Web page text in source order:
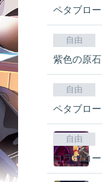
ペタブロ
自由
紫色の原
自由
ペタブロ
自由
コラボコ